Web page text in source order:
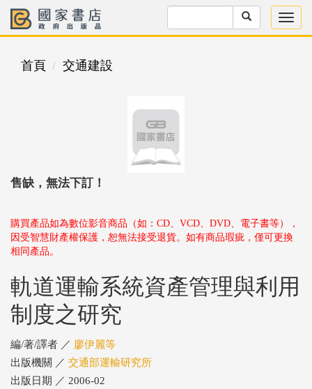
首頁 交通建設
售缺，無法下訂！
購買產品如為數位影音商品（如：CD、VCD、DVD、電子書等），
因受智慧財產權保護，恕無法接受退貨。如有商品瑕疵，僅可更換
相同產品。
軌道運輸系統資產管理與利用
制度之研究
編/著/譯者 ／ 廖伊麗等
出版機關 ／ 交通部運輸研究所
出版日期 ／ 2006-02